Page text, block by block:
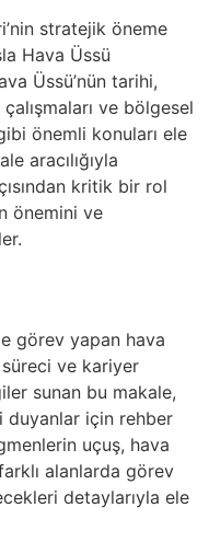
stratejik öneme
Hava Üssü
Üssü’nün tarihi,
ve bölgesel
önemli konuları ele
aracılığıyla
kritik bir rol
önemini ve
görev yapan hava
ve kariyer
sunan bu makale,
duyanlar için rehber
uçuş, hava
alanlarda görev
detaylarıyla ele